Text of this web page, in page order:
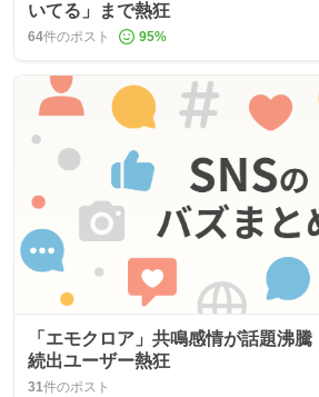
いてる」まで熱狂
64件のポスト 95%
「エモクロア」共鳴感情が話題沸
続出ユーザー熱狂
31件のポスト